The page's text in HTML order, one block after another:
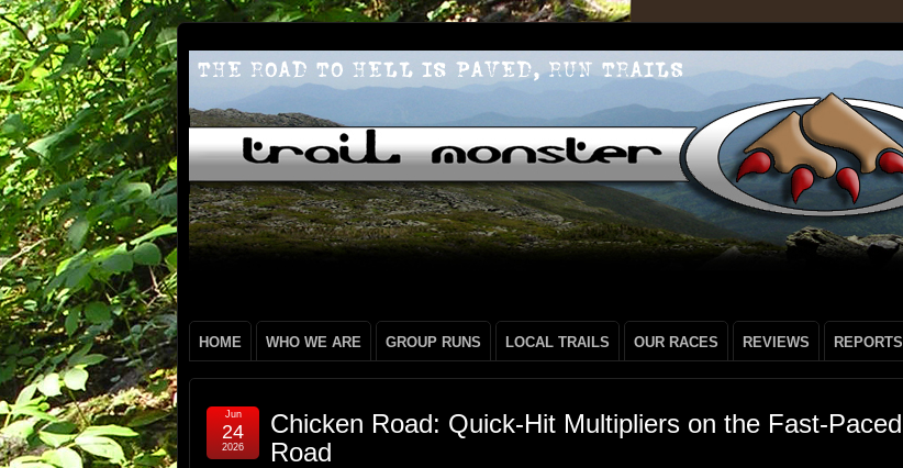
HOME WHO WE ARE GROUP RUNS LOCAL TRAILS OUR RACES REVIEWS REPORTS
Chicken Road: Quick‑Hit Multipliers on the Fast‑Paced
Road
Jun
24
2026